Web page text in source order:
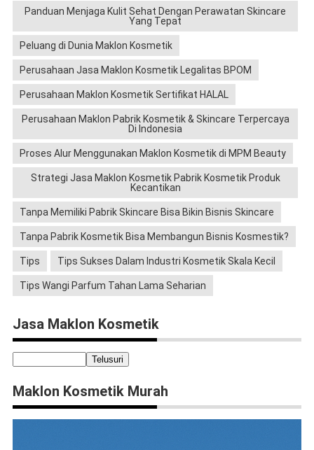
Panduan Menjaga Kulit Sehat Dengan Perawatan Skincare
Yang Tepat
Peluang di Dunia Maklon Kosmetik
Perusahaan Jasa Maklon Kosmetik Legalitas BPOM
Perusahaan Maklon Kosmetik Sertifikat HALAL
Perusahaan Maklon Pabrik Kosmetik & Skincare Terpercaya
Di Indonesia
Proses Alur Menggunakan Maklon Kosmetik di MPM Beauty
Strategi Jasa Maklon Kosmetik Pabrik Kosmetik Produk
Kecantikan
Tanpa Memiliki Pabrik Skincare Bisa Bikin Bisnis Skincare
Tanpa Pabrik Kosmetik Bisa Membangun Bisnis Kosmestik?
Tips Tips Sukses Dalam Industri Kosmetik Skala Kecil
Tips Wangi Parfum Tahan Lama Seharian
Jasa Maklon Kosmetik
Maklon Kosmetik Murah